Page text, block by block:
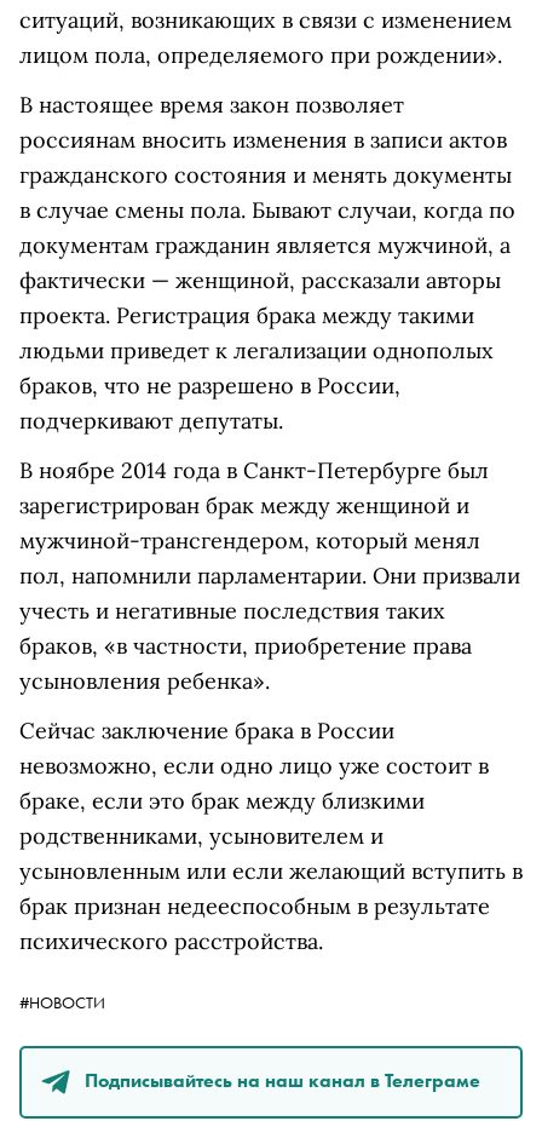
ситуаций, возникающих в связи с изменением
лицом пола, определяемого при рождении».
В настоящее время закон позволяет
россиянам вносить изменения в записи актов
гражданского состояния и менять документы
в случае смены пола. Бывают случаи, когда по
документам гражданин является мужчиной, а
фактически — женщиной, рассказали авторы
проекта. Регистрация брака между такими
людьми приведет к легализации однополых
браков, что не разрешено в России,
подчеркивают депутаты.
В ноябре 2014 года в Санкт-Петербурге был
зарегистрирован брак между женщиной и
мужчиной-трансгендером, который менял
пол, напомнили парламентарии. Они призвали
учесть и негативные последствия таких
браков, «в частности, приобретение права
усыновления ребенка».
Сейчас заключение брака в России
невозможно, если одно лицо уже состоит в
браке, если это брак между близкими
родственниками, усыновителем и
усыновленным или если желающий вступить в
брак признан недееспособным в результате
психического расстройства.
#НОВОСТИ
Подписывайтесь на наш канал в Телеграме